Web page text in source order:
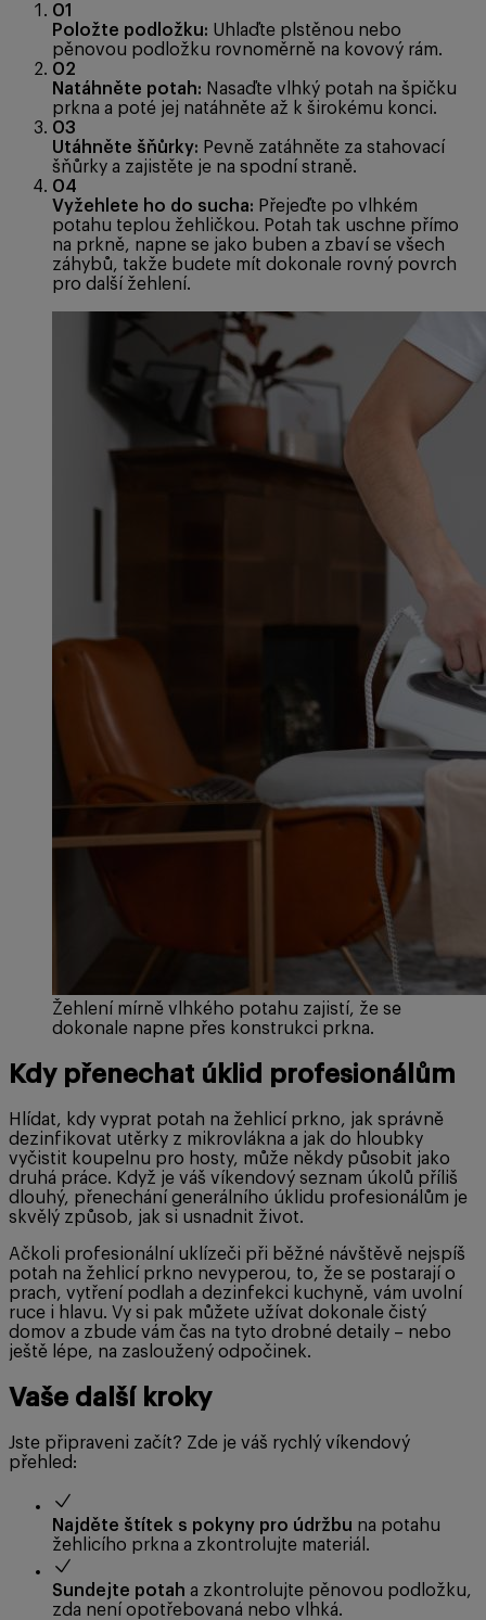
01
Položte podložku: Uhlaďte plstěnou nebo
pěnovou podložku rovnoměrně na kovový rám.
02
Natáhněte potah: Nasaďte vlhký potah na špičku
prkna a poté jej natáhněte až k širokému konci.
03
Utáhněte šňůrky: Pevně zatáhněte za stahovací
šňůrky a zajistěte je na spodní straně.
04
Vyžehlete ho do sucha: Přejeďte po vlhkém
potahu teplou žehličkou. Potah tak uschne přímo
na prkně, napne se jako buben a zbaví se všech
záhybů, takže budete mít dokonale rovný povrch
pro další žehlení.
Žehlení mírně vlhkého potahu zajistí, že se
dokonale napne přes konstrukci prkna.
Kdy přenechat úklid profesionálům
Hlídat, kdy vyprat potah na žehlicí prkno, jak správně
dezinfikovat utěrky z mikrovlákna a jak do hloubky
vyčistit koupelnu pro hosty, může někdy působit jako
druhá práce. Když je váš víkendový seznam úkolů příliš
dlouhý, přenechání generálního úklidu profesionálům je
skvělý způsob, jak si usnadnit život.
Ačkoli profesionální uklízeči při běžné návštěvě nejspíš
potah na žehlicí prkno nevyperou, to, že se postarají o
prach, vytření podlah a dezinfekci kuchyně, vám uvolní
ruce i hlavu. Vy si pak můžete užívat dokonale čistý
domov a zbude vám čas na tyto drobné detaily – nebo
ještě lépe, na zasloužený odpočinek.
Vaše další kroky
Jste připraveni začít? Zde je váš rychlý víkendový
přehled:
Najděte štítek s pokyny pro údržbu na potahu
žehlicího prkna a zkontrolujte materiál.
Sundejte potah a zkontrolujte pěnovou podložku,
zda není opotřebovaná nebo vlhká.